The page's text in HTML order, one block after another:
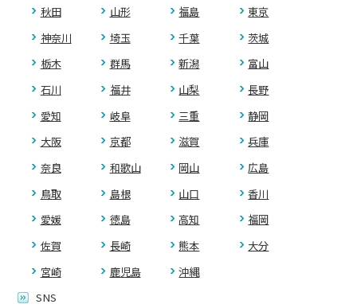
秋田
山形 福島
東京
神奈川
埼玉 千葉
茨城
栃木
群馬 新潟
富山
石川
福井 山梨
長野
愛知
岐阜 三重
静岡
大阪
京都 滋賀
兵庫
奈良
和歌山 岡山
広島
鳥取
島根 山口
香川
愛媛
徳島 高知
福岡
佐賀
長崎 熊本
大分
宮崎
鹿児島
沖縄
SNS